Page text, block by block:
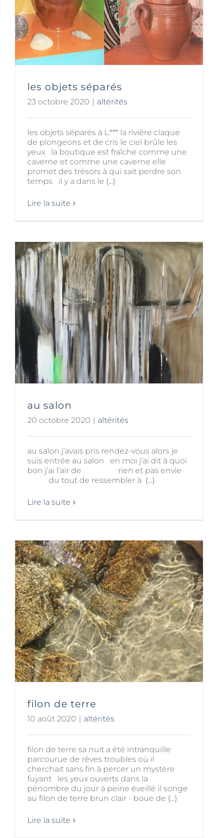
les objets séparés
23 octobre 2020 | altérités
les objets séparés à L.*** la rivière claque
de plongeons et de cris le ciel brûle les
yeux la boutique est fraîche comme une
caverne et comme une caverne elle
promet des trésors à qui sait perdre son
temps il y a dans le (...)
Lire la suite
au salon
20 octobre 2020 | altérités
au salon j’avais pris rendez-vous alors je
suis entrée au salon en moi j’ai dit à quoi
bon j’ai l’air de rien et pas envie
du tout de ressembler à (...)
Lire la suite
filon de terre
10 août 2020 | altérités
filon de terre sa nuit a été intranquille
parcourue de rêves troubles où il
cherchait sans fin à percer un mystère
fuyant les yeux ouverts dans la
pénombre du jour à peine éveillé il songe
au filon de terre brun clair - boue de (...)
Lire la suite